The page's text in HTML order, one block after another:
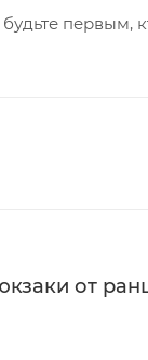
первым,
от